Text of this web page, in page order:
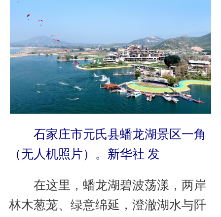
石家庄市元氏县蟠龙湖景区一角
（无人机照片）。新华社 发
在这里，蟠龙湖碧波荡漾，两岸
林木葱茏、绿意绵延，澄澈湖水与阡